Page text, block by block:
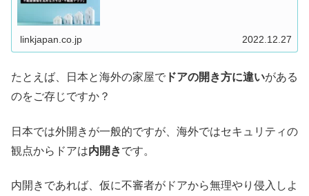
linkjapan.co.jp 2022.12.27
たとえば、日本と海外の家屋で ドアの開き方に違いがある
のをご存じですか？
日本では外開きが一般的ですが、海外ではセキュリティの
観点からドアは内開きです。
内開きであれば、仮に不審者がドアから無理やり侵入しよ